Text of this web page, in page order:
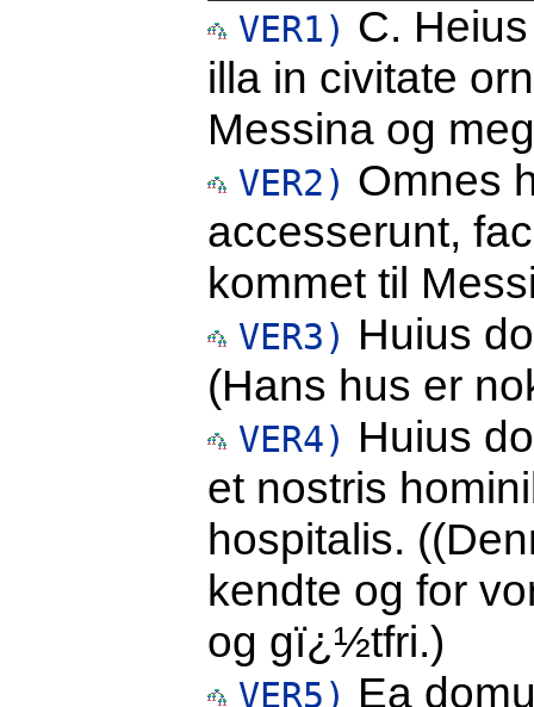
VER1) C.
illa in civitate
Messina og
VER2) Omnes
accesserunt,
kommet til
VER3) Huius
(Hans hus er
VER4) Huius
et nostris
hospitalis.
kendte og for
og gï¿½tfri.)
VER5) Ea